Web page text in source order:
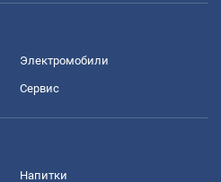
Электромобили
Сервис
Напитки